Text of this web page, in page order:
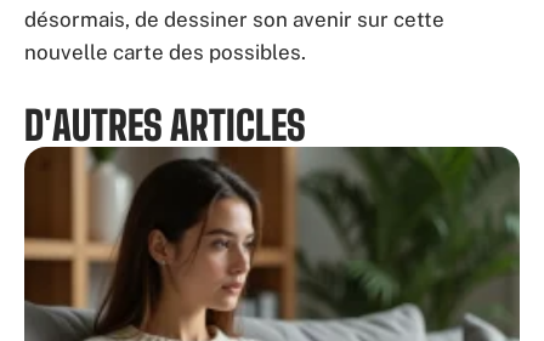
désormais, de dessiner son avenir sur cette
nouvelle carte des possibles.
D'AUTRES ARTICLES